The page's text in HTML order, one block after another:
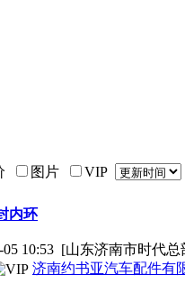
图片 VIP
内环
05 10:53 [山东济南市时代总
济南约书亚汽车配件有